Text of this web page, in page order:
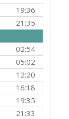
19:36
21:35
02:54
05:02
12:20
16:18
19:35
21:33